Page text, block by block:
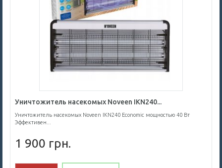
Уничтожитель насекомых Noveen IKN240...
Уничтожитель насекомых Noveen IKN240 Economic мощностью 40 Вт
Эффективен...
1 900 грн.